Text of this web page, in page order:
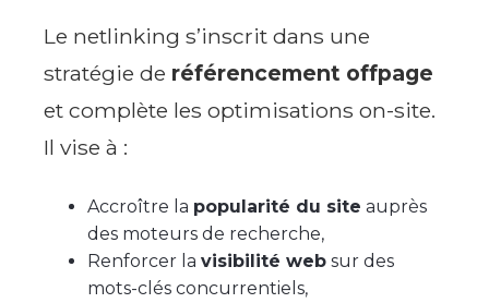
Le netlinking s’inscrit dans une
stratégie de référencement offpage
et complète les optimisations on-site.
Il vise à :
Accroître la popularité du site auprès
des moteurs de recherche,
Renforcer la visibilité web sur des
mots-clés concurrentiels,